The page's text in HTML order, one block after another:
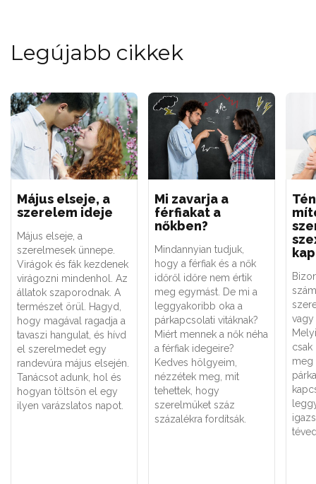
Legújabb cikkek
Május elseje, a
szerelem ideje
Május elseje, a
szerelmesek ünnepe.
Virágok és fák kezdenek
virágozni mindenhol. Az
állatok szaporodnak. A
természet örül. Hagyd,
hogy magával ragadja a
tavaszi hangulat, és hívd
el szerelmedet egy
randevúra május elsején.
Tanácsot adunk, hol és
hogyan töltsön el egy
ilyen varázslatos napot.
Mi zavarja a
férfiakat a
nőkben?
Mindannyian tudjuk,
hogy a férfiak és a nők
időről időre nem értik
meg egymást. De mi a
leggyakoribb oka a
párkapcsolati vitáknak?
Miért mennek a nők néha
a férfiak idegeire?
Kedves hölgyeim,
nézzétek meg, mit
tehettek, hogy
szerelmüket száz
százalékra fordítsák.
vagy
csak
meg